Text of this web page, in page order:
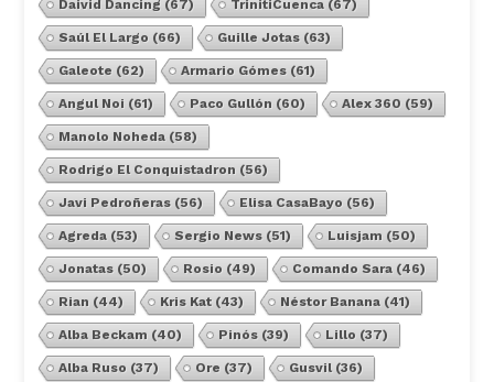
Daivid Dancing (67) TrinitiCuenca(67)
Saúl El Largo (66) Guille Jotas(63)
Galeote (62) Armario Gómes(61)
Angul Noi (61) Paco Gullón (60) Alex 360 (59)
Manolo Noheda(58)
Rodrigo El Conquistadron (56)
Javi Pedroñeras(56) Elisa CasaBayo (56)
Agreda(53) Sergio News(51) Luisjam (50)
Jonatas(50) Rosio (49) Comando Sara(46)
Rian (44) Kris Kat(43) Néstor Banana(41)
Alba Beckam (40) Pinós(39) Lillo (37)
Alba Ruso (37) Ore (37) Gusvil(36)